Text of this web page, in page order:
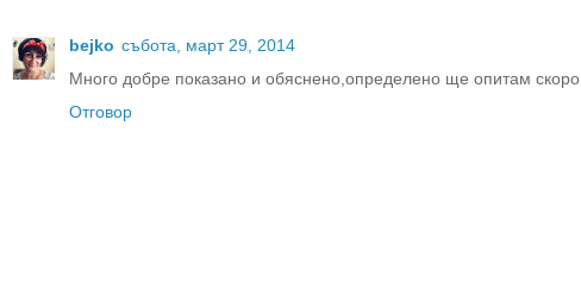
bejko събота, март 29, 2014
Много добре показано и обяснено,определено ще опитам скоро.
Отговор